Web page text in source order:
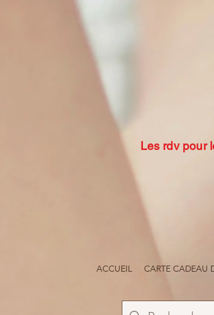
Les rdv pour
ACCUEIL CARTE CADEAU